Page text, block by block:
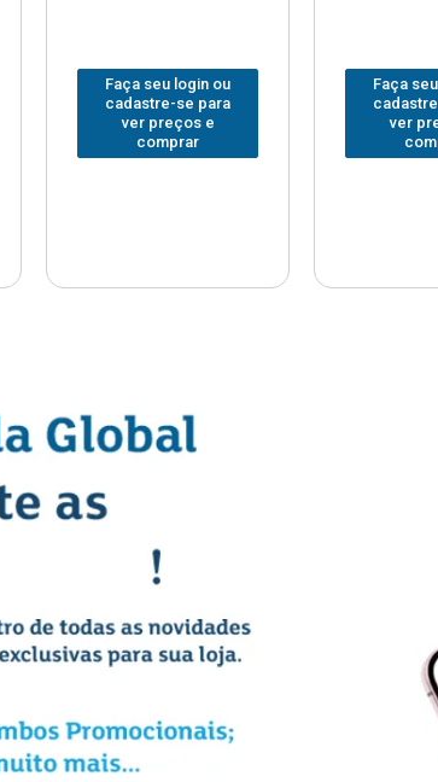
Faça seu login ou
cadastre-se para
ver preços e
comprar
Faça
ver